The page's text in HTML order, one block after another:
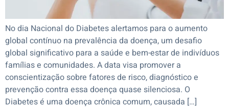
No dia Nacional do Diabetes alertamos para o aumento
global contínuo na prevalência da doença, um desafio
global significativo para a saúde e bem-estar de indivíduos
famílias e comunidades. A data visa promover a
conscientização sobre fatores de risco, diagnóstico e
prevenção contra essa doença quase silenciosa. O
Diabetes é uma doença crônica comum, causada […]